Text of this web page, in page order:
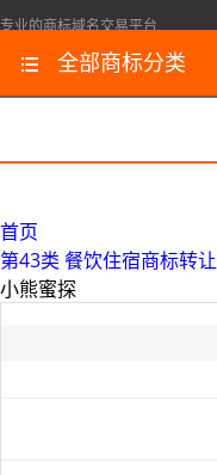
专业的商标域名交易平台
全部商标分类
首页
第43类 餐饮住宿商标转让
小熊蜜探